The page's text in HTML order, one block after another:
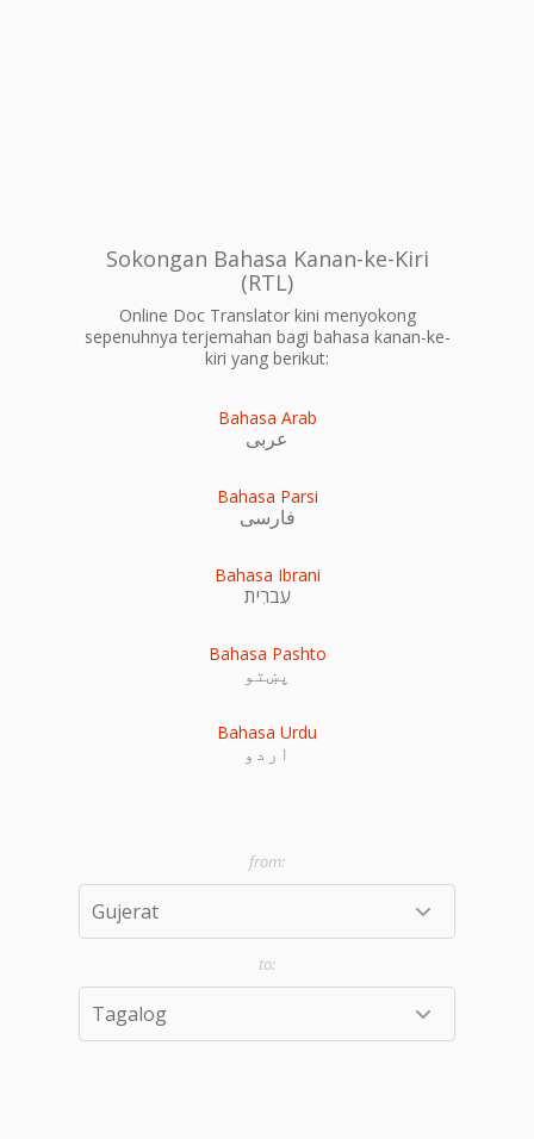
Sokongan Bahasa Kanan-ke-Kiri
(RTL)
Online Doc Translator kini menyokong
sepenuhnya terjemahan bagi bahasa kanan-ke-
kiri yang berikut:
Bahasa Arab
عربى
Bahasa Parsi
فارسی
Bahasa Ibrani
עִברִית
Bahasa Pashto
پښتو
Bahasa Urdu
اردو